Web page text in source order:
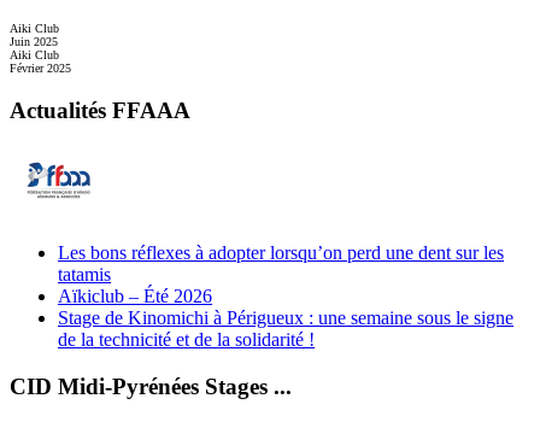
Aiki Club
Juin 2025
Aiki Club
Février 2025
Actualités FFAAA
Les bons réflexes à adopter lorsqu’on perd une dent sur les
tatamis
Aïkiclub – Été 2026
Stage de Kinomichi à Périgueux : une semaine sous le signe
de la technicité et de la solidarité !
CID Midi-Pyrénées Stages ...